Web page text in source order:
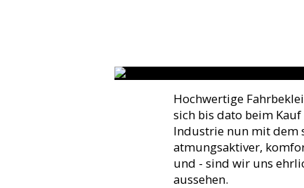
Hochwertige
sich bis dato beim
Industrie nun mit dem
atmungsaktiver,
und - sind wir uns
aussehen.